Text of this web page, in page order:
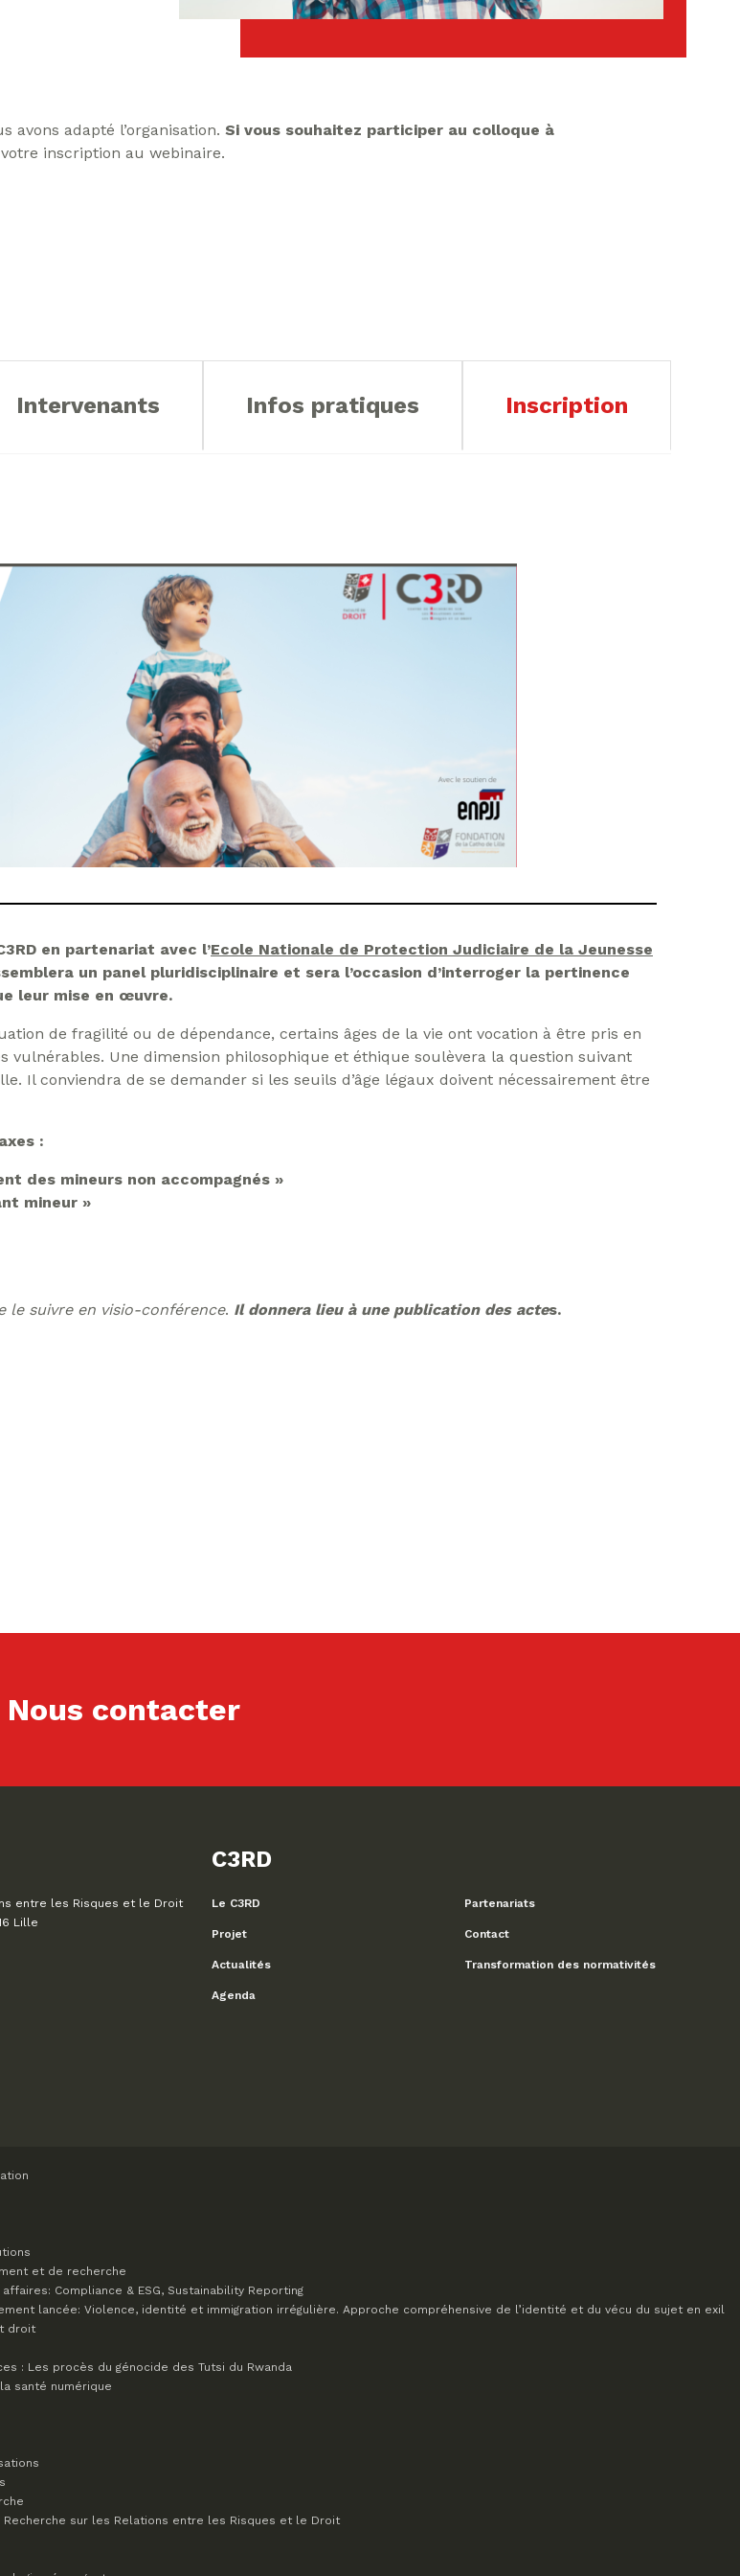
avons adapté l’organisation. Si vous souhaitez participer au colloque à
inscription au webinaire.
Intervenants Infos pratiques Inscription
en partenariat avec l’Ecole Nationale de Protection Judiciaire de la Jeunesse
un panel pluridisciplinaire et sera l’occasion d’interroger la pertinence
leur mise en œuvre.
de fragilité ou de dépendance, certains âges de la vie ont vocation à être pris en
Une dimension philosophique et éthique soulèvera la question suivant
Il conviendra de se demander si les seuils d’âge légaux doivent nécessairement être
:
des mineurs non accompagnés »
mineur »
le suivre en visio-conférence. Il donnera lieu à une publication des actes.
Nous contacter
entre les Risques et le Droit
Lille
C3RD
Le C3RD
Projet
Actualités
Agenda
Partenariats
Contact
Transformation des normativités
et de recherche
Compliance & ESG, Sustainability Reporting
lancée: Violence, identité et immigration irrégulière. Approche compréhensive de l’identité et du vécu du sujet en exil
droit
: Les procès du génocide des Tutsi du Rwanda
santé numérique
Recherche sur les Relations entre les Risques et le Droit